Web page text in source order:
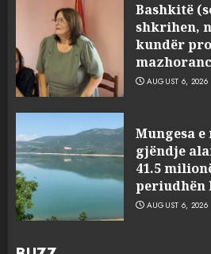
Bashkitë
shkrihen,
kundër
AUGUST 6, 2026
Mungesa
gjëndje
41.5
AUGUST 6, 2026